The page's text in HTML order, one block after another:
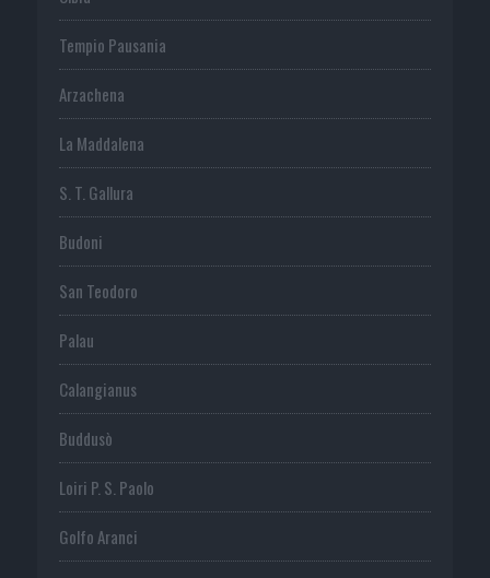
Tempio Pausania
Arzachena
La Maddalena
S. T. Gallura
Budoni
San Teodoro
Palau
Calangianus
Buddusò
Loiri P. S. Paolo
Golfo Aranci